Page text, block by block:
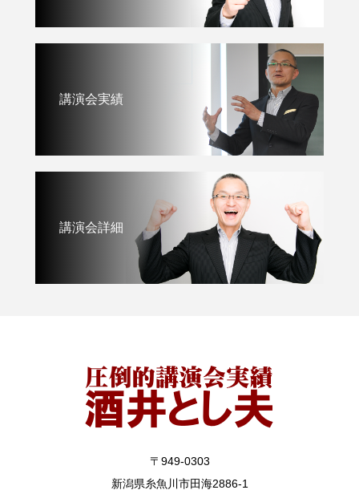
講演会実績
講演会詳細
〒949-0303
新潟県糸魚川市田海2886-1